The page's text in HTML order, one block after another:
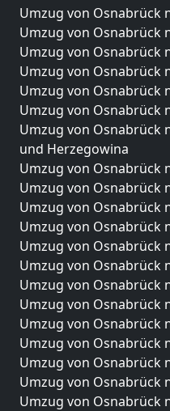
Umzug von Osnabrück
Umzug von Osnabrück
Umzug von Osnabrück
Umzug von Osnabrück
Umzug von Osnabrück
Umzug von Osnabrück
Umzug von Osnabrück
und Herzegowina
Umzug von Osnabrück
Umzug von Osnabrück
Umzug von Osnabrück
Umzug von Osnabrück
Umzug von Osnabrück
Umzug von Osnabrück
Umzug von Osnabrück
Umzug von Osnabrück
Umzug von Osnabrück
Umzug von Osnabrück
Umzug von Osnabrück
Umzug von Osnabrück
Umzug von Osnabrück